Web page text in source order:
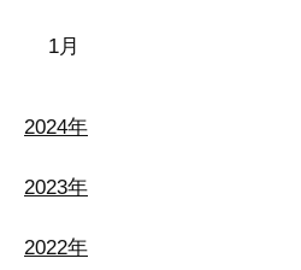
1月
2024年
2023年
2022年